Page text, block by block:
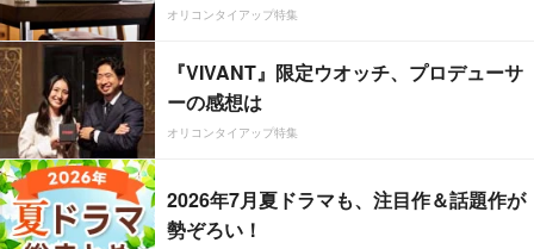
オリコンタイアップ特集
『VIVANT』限定ウオッチ、プロデューサ
ーの感想は
オリコンタイアップ特集
2026年7月夏ドラマも、注目作＆話題作が
勢ぞろい！